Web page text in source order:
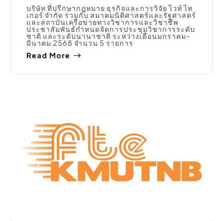
บริษัท ที่ปรึกษากฎหมาย ธุรกิจและการวิจัย ไวท์ ไท
เกอร์ จำกัด ร่วมกับ สมาคมนิติศาสตร์และรัฐศาสตร์
และสถาบันเครือข่ายทางวิชาการและวิชาชีพ
ประชาสัมพันธ์กำหนดจัดการประชุมวิชาการระดับ
ชาติ และระดับนานาชาติ ระหว่างเดือนมกราคม-
มีนาคม 2568 จำนวน 5 รายการ
Read More